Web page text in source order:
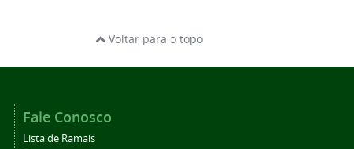
Voltar para o topo
Fale Conosco
Lista de Ramais